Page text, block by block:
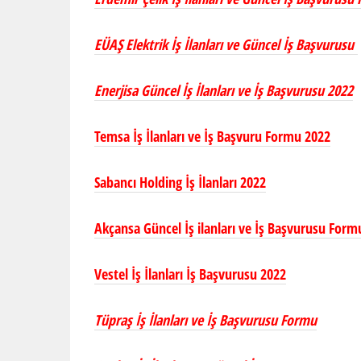
EÜAŞ Elektrik İş İlanları ve Güncel İş Başvurusu
Enerjisa Güncel İş İlanları ve İş Başvurusu 2022
Temsa İş İlanları ve İş Başvuru Formu 2022
Sabancı Holding İş İlanları 2022
Akçansa Güncel İş ilanları ve İş Başvurusu
Vestel İş İlanları İş Başvurusu 2022
Tüpraş İş İlanları ve İş Başvurusu Formu